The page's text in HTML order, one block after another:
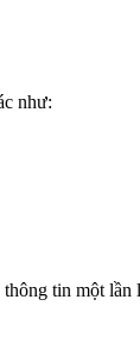
như:
tin một lần